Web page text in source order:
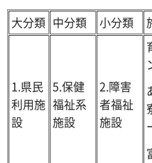
大分類 中分類 小分類
1.県民
利用施
設
5.保健
福祉系
施設
2.障害
者福祉
施設